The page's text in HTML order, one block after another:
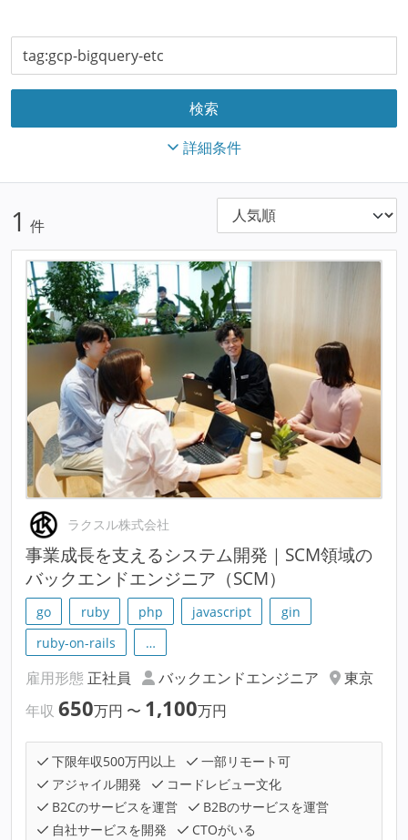
詳細条件
1 件
ラクスル株式会社
事業成長を支えるシステム開発｜SCM領域の
バックエンドエンジニア（SCM）
go ruby php javascript
gin
ruby-on-rails
…
雇用形態 正社員 バックエンドエンジニア
東京
年収 650万円 〜 1,100万円
下限年収500万円以上
一部リモート可
アジャイル開発
コードレビュー文化
B2Cのサービスを運営
B2Bのサービスを運営
自社サービスを開発
CTOがいる